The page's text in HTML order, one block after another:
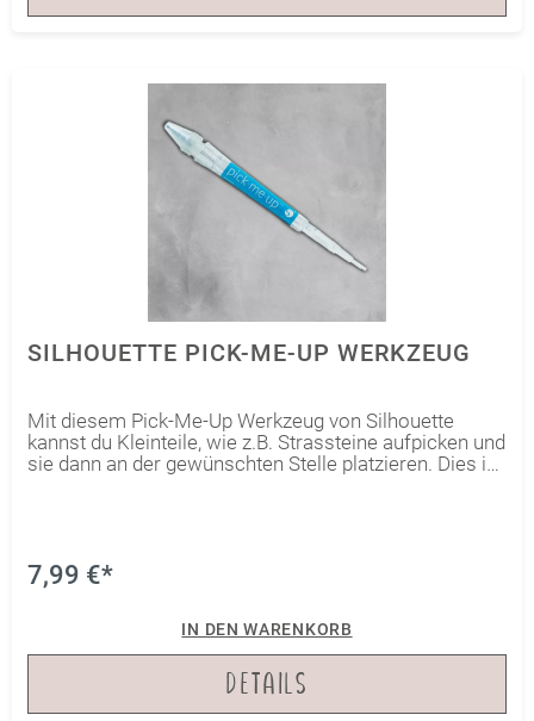
SILHOUETTE PICK-ME-UP WERKZEUG
Mit diesem Pick-Me-Up Werkzeug von Silhouette
kannst du Kleinteile, wie z.B. Strassteine aufpicken und
sie dann an der gewünschten Stelle platzieren. Dies ist
7,99 €*
IN DEN WARENKORB
DETAILS